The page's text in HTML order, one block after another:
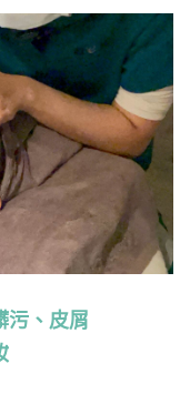
污、皮屑